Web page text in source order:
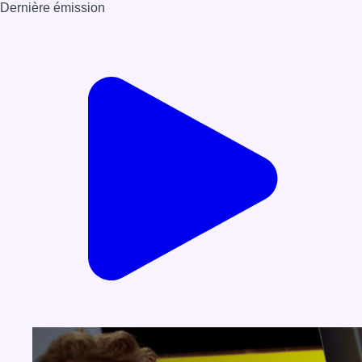
Dernière émission